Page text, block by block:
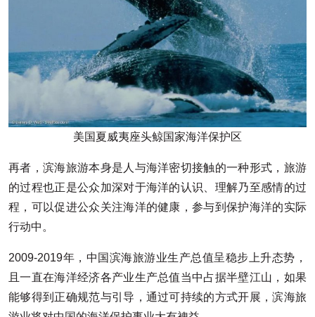
美国夏威夷座头鲸国家海洋保护区
再者，滨海旅游本身是人与海洋密切接触的一种形式，旅游
的过程也正是公众加深对于海洋的认识、理解乃至感情的过
程，可以促进公众关注海洋的健康，参与到保护海洋的实际
行动中。
2009-2019年，中国滨海旅游业生产总值呈稳步上升态势，
且一直在海洋经济各产业生产总值当中占据半壁江山，如果
能够得到正确规范与引导，通过可持续的方式开展，滨海旅